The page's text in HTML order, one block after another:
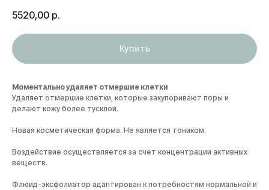
5520,00 р.
Купить
Моментально удаляет отмершие клетки
Удаляет отмершие клетки, которые закупоривают поры и
делают кожу более тусклой.
Новая косметическая форма. Не является тоником.
Воздействие осуществляется за счет концентрации активных
веществ.
Флюид-эксфолиатор адаптирован к потребностям нормальной и